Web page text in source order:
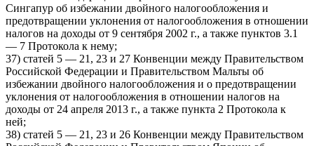
Сингапур об избежании двойного налогообложения и
предотвращении уклонения от налогообложения в отношении
налогов на доходы от 9 сентября 2002 г., а также пунктов 3.1
— 7 Протокола к нему;
37) статей 5 — 21, 23 и 27 Конвенции между Правительством
Российской Федерации и Правительством Мальты об
избежании двойного налогообложения и о предотвращении
уклонения от налогообложения в отношении налогов на
доходы от 24 апреля 2013 г., а также пункта 2 Протокола к
ней;
38) статей 5 — 21, 23 и 26 Конвенции между Правительством